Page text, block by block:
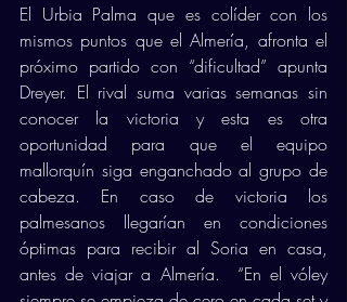
El Urbia Palma que es colíder con los
mismos puntos que el Almería, afronta el
próximo partido con “dificultad” apunta
Dreyer. El rival suma varias semanas sin
conocer la victoria y esta es otra
oportunidad para que el equipo
mallorquín siga enganchado al grupo de
cabeza. En caso de victoria los
palmesanos llegarían en condiciones
óptimas para recibir al Soria en casa,
antes de viajar a Almería.  “En el vóley